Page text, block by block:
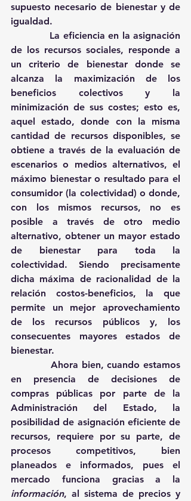
supuesto necesario de bienestar y de
igualdad.
de los recursos sociales, responde a
un criterio de bienestar donde se
alcanza la maximización de los
beneficios colectivos y la
minimización de sus costes; esto es,
aquel estado, donde con la misma
cantidad de recursos disponibles, se
obtiene a través de la evaluación de
escenarios o medios alternativos, el
máximo bienestar o resultado para el
consumidor (la colectividad) o donde,
con los mismos recursos, no es
posible a través de otro medio
alternativo, obtener un mayor estado
de bienestar para toda la
colectividad. Siendo precisamente
dicha máxima de racionalidad de la
relación costos-beneficios, la que
permite un mejor aprovechamiento
de los recursos públicos y, los
consecuentes mayores estados de
bienestar.
            Ahora bien, cuando estamos
en presencia de decisiones de
compras públicas por parte de la
Administración del Estado, la
posibilidad de asignación eficiente de
recursos, requiere por su parte, de
procesos competitivos, bien
planeados e informados, pues el
información, al sistema de precios y